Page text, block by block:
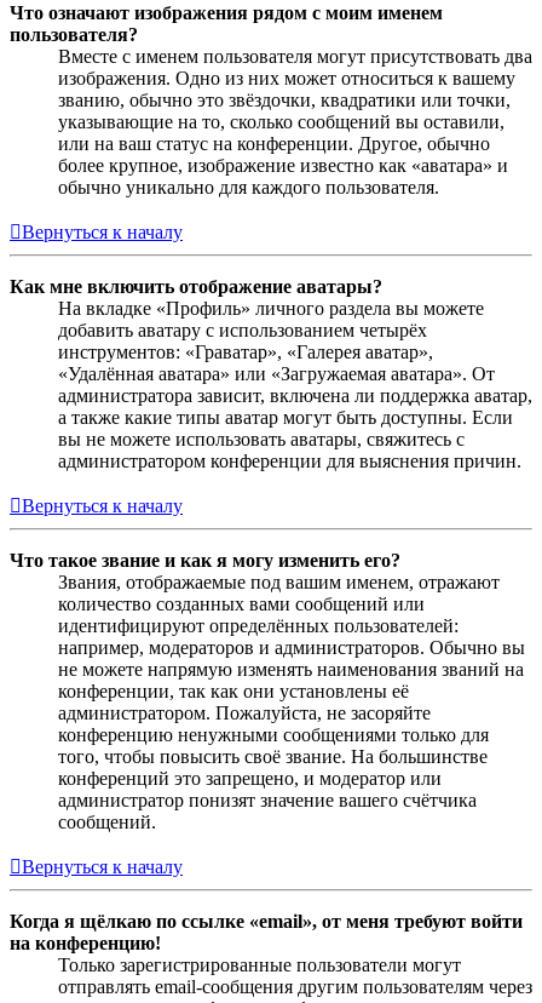
Что означают изображения рядом с моим именем
пользователя?
Вместе с именем пользователя могут присутствовать два
изображения. Одно из них может относиться к вашему
званию, обычно это звёздочки, квадратики или точки,
указывающие на то, сколько сообщений вы оставили,
или на ваш статус на конференции. Другое, обычно
более крупное, изображение известно как «аватара» и
обычно уникально для каждого пользователя.
Вернуться к началу
Как мне включить отображение аватары?
На вкладке «Профиль» личного раздела вы можете
добавить аватару с использованием четырёх
инструментов: «Граватар», «Галерея аватар»,
«Удалённая аватара» или «Загружаемая аватара». От
администратора зависит, включена ли поддержка аватар,
а также какие типы аватар могут быть доступны. Если
вы не можете использовать аватары, свяжитесь с
администратором конференции для выяснения причин.
Вернуться к началу
Что такое звание и как я могу изменить его?
Звания, отображаемые под вашим именем, отражают
количество созданных вами сообщений или
идентифицируют определённых пользователей:
например, модераторов и администраторов. Обычно вы
не можете напрямую изменять наименования званий на
конференции, так как они установлены её
администратором. Пожалуйста, не засоряйте
конференцию ненужными сообщениями только для
того, чтобы повысить своё звание. На большинстве
конференций это запрещено, и модератор или
администратор понизят значение вашего счётчика
сообщений.
Вернуться к началу
Когда я щёлкаю по ссылке «email», от меня требуют войти
на конференцию!
Только зарегистрированные пользователи могут
отправлять email-сообщения другим пользователям через